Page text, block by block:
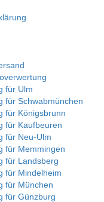
für Ulm
für Schwabmünchen
für Königsbrunn
für Kaufbeuren
für Neu-Ulm
für Memmingen
für Landsberg
für Mindelheim
für München
für Günzburg